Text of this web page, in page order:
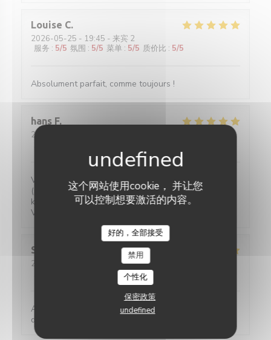
这个网站使用cookie， 并让您
可以控制想要激活的内容。
好的，全部接受
禁用
个性化
保密政策
undefined
Louise C
2026-05-25 - 19:45 - 来宾 2
服务 : 5/5 氛围 : 5/5 菜单 : 5/5 质价比 : 5/5
Absolument parfait, comme toujours !
hans F
2026-05-27
Verrassende gerechten voor een eerlijke prijs. Water
(plat of bruis) is gratis. 2-persoons tafeltjes zijn wat
klein maar ze hebben ook niet veel ruimte.
Vriendelijke bediening!
Sylviane
2026-05-25
- 13:00 - 来宾 2
菜单:5/5 质价比
Accueil parfait. Accueil parfait. Plats toujours
délicieux et raffinés.